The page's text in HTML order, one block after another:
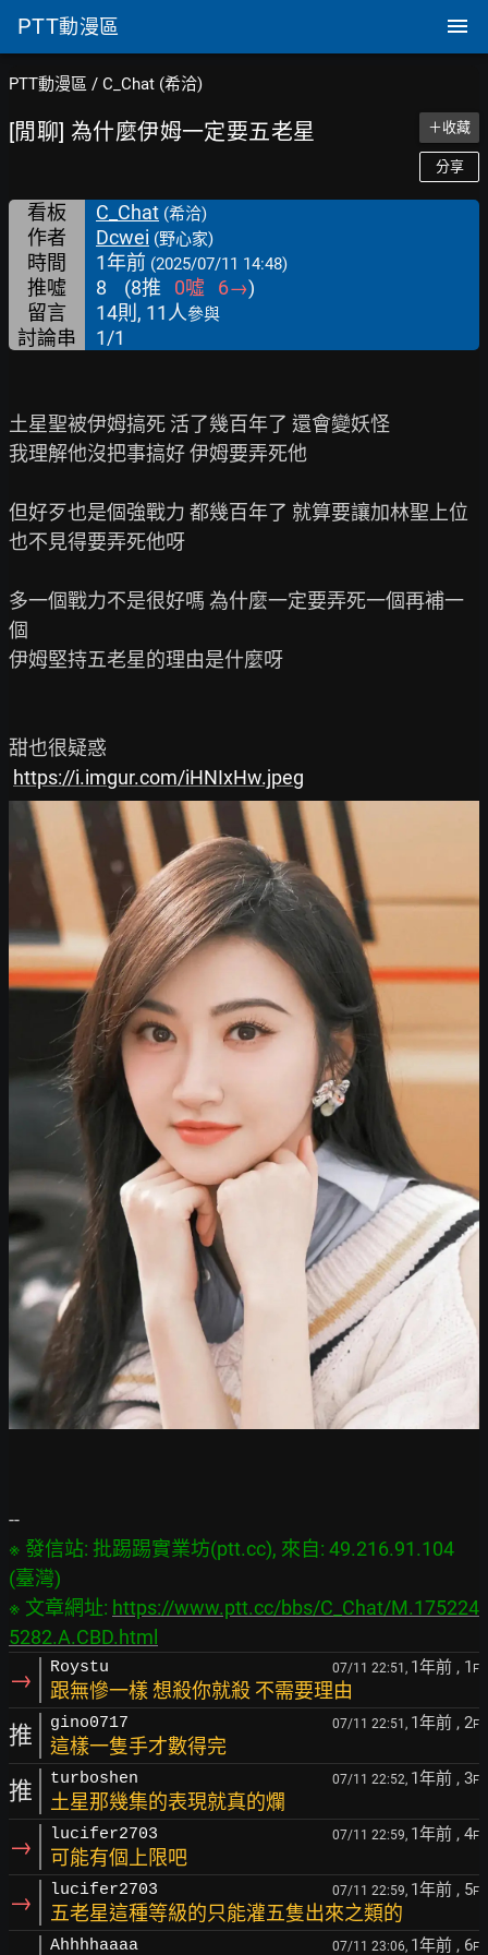
PTT動漫區
PTT動漫區 / C_Chat (希洽)
[閒聊] 為什麼伊姆一定要五老星 ＋收藏
分享
看板 C_Chat (希洽)
作者 Dcwei (野心家)
時間 1年前 (2025/07/11 14:48)
推噓 8 (8推 0噓 6→)
留言
14則, 11人參與
討論串 1/1
土星聖被伊姆搞死 活了幾百年了 還會變妖怪
我理解他沒把事搞好 伊姆要弄死他
但好歹也是個強戰力 都幾百年了 就算要讓加林聖上位
也不見得要弄死他呀
多一個戰力不是很好嗎 為什麼一定要弄死一個再補一
個
伊姆堅持五老星的理由是什麼呀
甜也很疑惑
https://i.imgur.com/iHNIxHw.jpeg
※ 發信站: 批踢踢實業坊(ptt.cc), 來自: 49.216.91.104
(臺灣)
※ 文章網址: https://www.ptt.cc/bbs/C_Chat/M.175224
5282.A.CBD.html
→ Roystu 07/11 22:51, 1年前 , 1 F
跟無慘一樣 想殺你就殺 不需要理由
推 gino0717 07/11 22:51, 1年前 , 2F
這樣一隻手才數得完
推 turboshen 07/11 22:52, 1年前 , 3F
土星那幾集的表現就真的爛
→ lucifer2703 07/11 22:59, 1年前 , 4F
可能有個上限吧
→ lucifer2703 07/11 22:59, 1年前 , 5F
五老星這種等級的只能灌五隻出來之類的
Ahhhhaaaa 07/11 23:06, 1年前 , 6F